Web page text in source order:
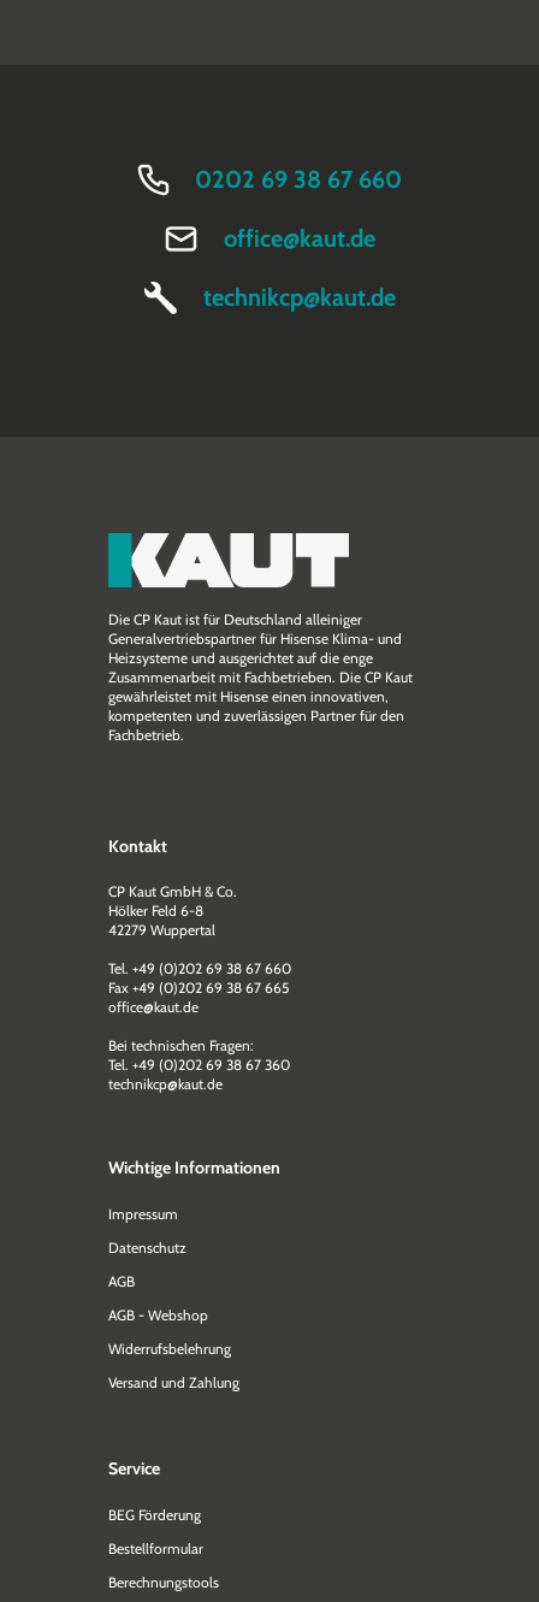
0202 69 38 67 660
office@kaut.de
technikcp@kaut.de
Die CP Kaut ist für Deutschland alleiniger
Generalvertriebspartner für Hisense Klima- und
Heizsysteme und ausgerichtet auf die enge
Zusammen­arbeit mit Fachbetrieben. Die CP Kaut
gewährleistet mit Hisense einen innovativen,
kompetenten und zuverlässigen Partner für den
Fachbetrieb.
Kontakt
CP Kaut GmbH & Co.
Hölker Feld 6-8
42279 Wuppertal
Tel. +49 (0)202 69 38 67 660
Fax +49 (0)202 69 38 67 665
office@kaut.de
Bei technischen Fragen:
Tel. +49 (0)202 69 38 67 360
technikcp@kaut.de
Wichtige Informationen
Impressum
Datenschutz
AGB
AGB - Webshop
Widerrufsbelehrung
Versand und Zahlung
Service
BEG Förderung
Bestellformular
Berechnungstools